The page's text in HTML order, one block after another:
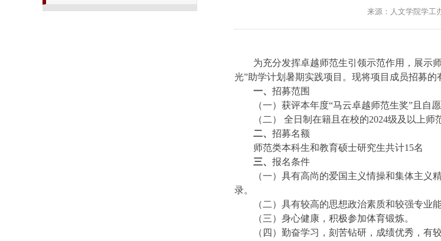
来源：人文学院学工
为充分发挥卓越师范生引领示范作用，展示
光”助学计划暑期实践项目。现将项目成员招募的
一、 招募范围
（一） 获评本年度“马云卓越师范生奖”且自
（二）
全日制在籍且在校的2024级及以上师
二、 招募名额
师范类本科生和教育硕士研究生共计15名
三、 报名条件
（一）具有高尚的爱国主义情操和集体主
录。
（二）具有较高的思想政治素质和较强专业
（三）身心健康，积极参加体育锻炼。
（四）勤奋学习，刻苦钻研，成绩优秀，